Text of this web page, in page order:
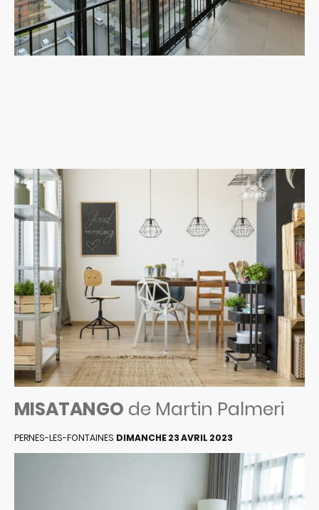
MISATANGO de Martin Palmeri
PERNES-LES-FONTAINES DIMANCHE 23 AVRIL 2023